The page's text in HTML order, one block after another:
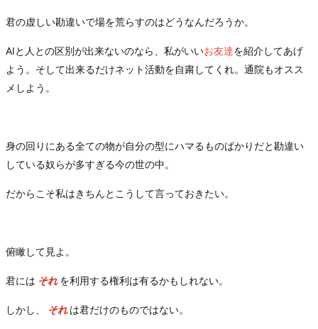
君の虚しい勘違いで場を荒らすのはどうなんだろうか。
AIと人との区別が出来ないのなら、私がいいお友達を紹介してあげ
よう。そして出来るだけネット活動を自粛してくれ。通院もオスス
メしよう。
身の回りにある全ての物が自分の型にハマるものばかりだと勘違い
している奴らが多すぎる今の世の中。
だからこそ私はきちんとこうして言っておきたい。
俯瞰して見よ。
君には それ を利用する権利は有るかもしれない。
しかし、 それ は君だけのものではない。